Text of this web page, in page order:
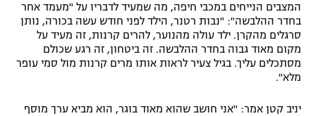
לוח דרושים – ג'ובנט
תגיות
המגזין
המצבים הנייחים במכבי חיפה, מה שמעיד לדבריו על "מעמד אחר
בחדר ההלבשה": "נבות רטנר, הילד לפני חודש עשה בכורה, נותן
סרגלים מהקרן. ילד עולה מהנוער, להרים קרנות, זה מעיד על
מקום מאוד גבוה בחדר ההלבשה. זה ביטחון, זה רגע שכולם
מסתכלים עליך. בגיל צעיר לראות אותו מרים קרנות מול סמי עופר
מלא".
יניב קטן אמר: "אני חושב שהוא מאוד בוגר, הוא מביא ערך מוסף